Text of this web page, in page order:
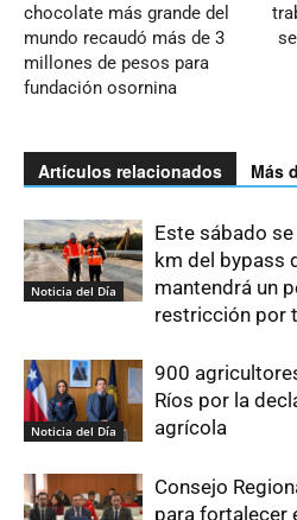
chocolate más grande del
mundo recaudó más de 3
millones de pesos para
fundación osornina
Artículos relacionados Más
Noticia del Día
Este sábado
km del bypass
mantendrá un
restricción por
Noticia del Día
900
Ríos por la
agrícola
Consejo
para fortalecer